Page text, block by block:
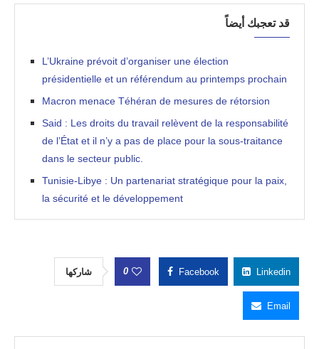
قد تعجبك أيضاً
L’Ukraine prévoit d’organiser une élection
présidentielle et un référendum au printemps prochain
Macron menace Téhéran de mesures de rétorsion
Said : Les droits du travail relèvent de la responsabilité
de l’État et il n’y a pas de place pour la sous-traitance
dans le secteur public.
Tunisie-Libye : Un partenariat stratégique pour la paix,
la sécurité et le développement
شاركها 0 Facebook Linkedin
Email